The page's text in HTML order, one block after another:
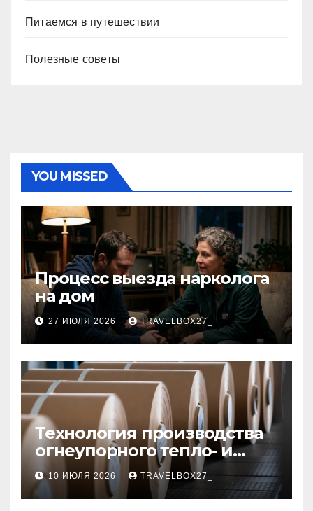
Питаемся в путешествии
Полезные советы
YOU MISSED
Процесс выезда нарколога
на дом
27 ИЮЛЯ 2026 TRAVELBOX27_
Технология производства
огнеупорного тепло- и
звукоизоляционного
картона из
муллитокремнеземистого
10 ИЮЛЯ 2026 TRAVELBOX27_